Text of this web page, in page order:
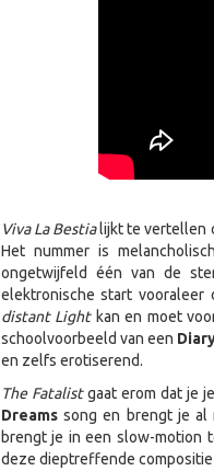
Viva La Bestialijkt te vertellen
Het nummer is
ongetwijfeld één van de
elektronische start vooraleer
distant Lightkan en moet
schoolvoorbeeld van een
en zelfs erotiserend.
The Fatalistgaat erom dat je
Dreamssong en brengt je al
brengt je in een slow-motion
deze dieptreffende